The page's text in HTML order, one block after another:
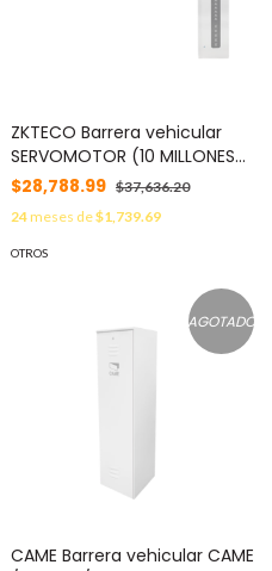
ZKTECO Barrera vehicular
SERVOMOTOR (10 MILLONES
DE CICLOS) Barrera Derecha
con brazo de 3 metros
(BRAZO incluido) MOD: PRO-
BG-3030-R
$28,788.99 $37,636.20
24meses de$1,739.69
OTROS
AGOTADO
CAME Barrera vehicular CAME